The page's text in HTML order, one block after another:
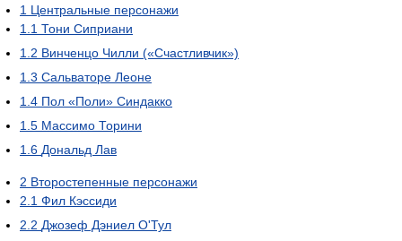
1 Центральные персонажи
1.1 Тони Сиприани
1.2 Винченцо Чилли («Счастливчик»)
1.3 Сальваторе Леоне
1.4 Пол «Поли» Синдакко
1.5 Массимо Торини
1.6 Дональд Лав
2 Второстепенные персонажи
2.1 Фил Кэссиди
2.2 Джозеф Дэниел О'Тул